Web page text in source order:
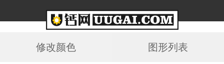
修改颜色 图形列表